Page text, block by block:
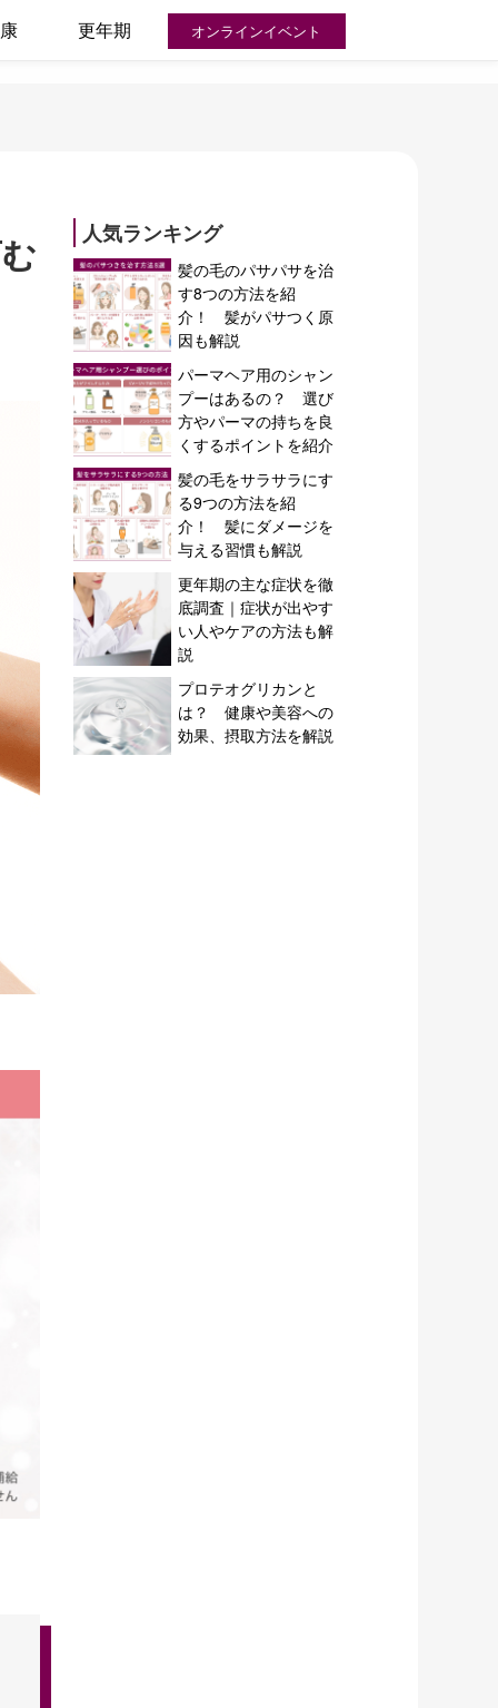
更年期 オンラインイベント
人気ランキング
髪の毛のパサパサを治
す8つの方法を紹
介！ 髪がパサつく原
因も解説
パーマヘア用のシャン
プーはあるの？ 選び
方やパーマの持ちを良
くするポイントを紹介
髪の毛をサラサラにす
る9つの方法を紹
介！ 髪にダメージを
与える習慣も解説
更年期の主な症状を徹
底調査｜症状が出やす
い人やケアの方法も解
説
プロテオグリカンと
は？ 健康や美容への
効果、摂取方法を解説